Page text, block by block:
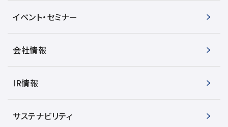
イベント・セミナー
会社情報
IR情報
サステナビリティ